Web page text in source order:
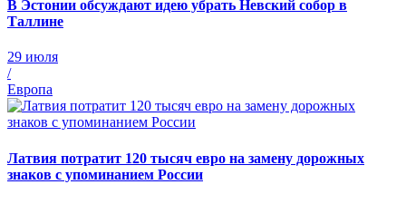
В Эстонии обсуждают идею убрать Невский собор в
Таллине
29 июля
/
Европа
Латвия потратит 120 тысяч евро на замену дорожных
знаков с упоминанием России